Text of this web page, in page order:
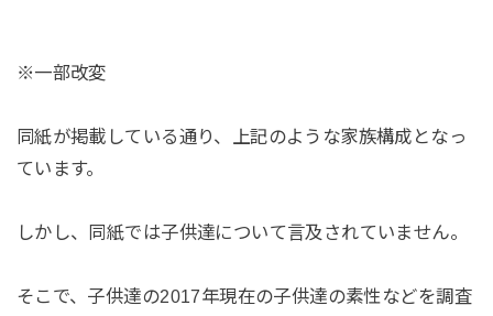
※一部改変
同紙が掲載している通り、上記のような家族構成となっ
ています。
しかし、同紙では子供達について言及されていません。
そこで、子供達の2017年現在の子供達の素性などを調査